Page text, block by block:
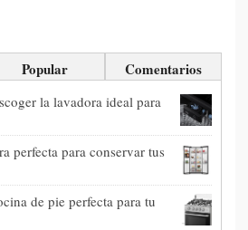
Popular Comentarios
la lavadora ideal para
perfecta para conservar tus
de pie perfecta para tu